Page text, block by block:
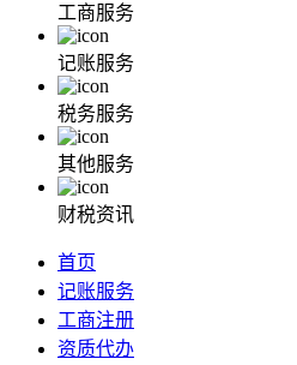
工商服务
记账服务
税务服务
其他服务
财税资讯
首页
记账服务
工商注册
资质代办